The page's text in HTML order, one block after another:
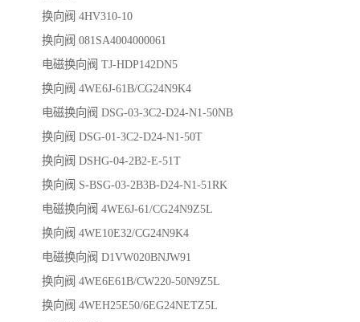
换向阀 4HV310-10
换向阀 081SA4004000061
电磁换向阀 TJ-HDP142DN5
换向阀 4WE6J-61B/CG24N9K4
电磁换向阀 DSG-03-3C2-D24-N1-50NB
换向阀 DSG-01-3C2-D24-N1-50T
换向阀 DSHG-04-2B2-E-51T
换向阀 S-BSG-03-2B3B-D24-N1-51RK
电磁换向阀 4WE6J-61/CG24N9Z5L
换向阀 4WE10E32/CG24N9K4
电磁换向阀 D1VW020BNJW91
换向阀 4WE6E61B/CW220-50N9Z5L
换向阀 4WEH25E50/6EG24NETZ5L